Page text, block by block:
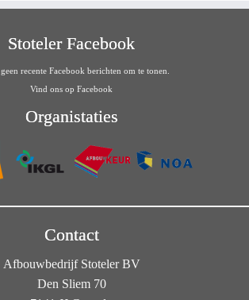
Stoteler Facebook
recente Facebook berichten om te tonen.
Vind ons op Facebook
Organistaties
Contact
Afbouwbedrijf Stoteler BV
Den Sliem 70